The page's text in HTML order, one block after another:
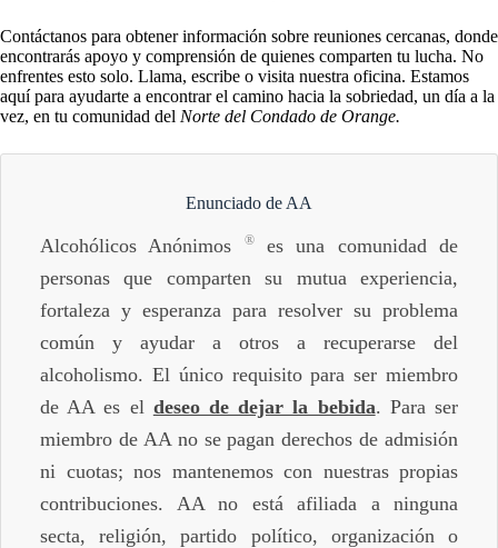
Contáctanos para obtener información sobre reuniones cercanas, donde
encontrarás apoyo y comprensión de quienes comparten tu lucha. No
enfrentes esto solo. Llama, escribe o visita nuestra oficina. Estamos
aquí para ayudarte a encontrar el camino hacia la sobriedad, un día a la
vez, en tu comunidad del Norte del Condado de Orange.
Enunciado de AA
Alcohólicos Anónimos ®es una comunidad de
personas que comparten su mutua experiencia,
fortaleza y esperanza para resolver su problema
común y ayudar a otros a recuperarse del
alcoholismo. El único requisito para ser miembro
de AA es el deseo de dejar la bebida. Para ser
miembro de AA no se pagan derechos de admisión
ni cuotas; nos mantenemos con nuestras propias
contribuciones. AA no está afiliada a ninguna
secta, religión, partido político, organización o